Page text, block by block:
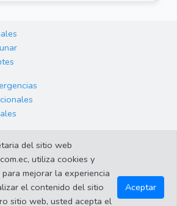
del sitio web
utiliza cookies y
mejorar la experiencia
el contenido del sitio
sitio web, usted acepta el
Aceptar